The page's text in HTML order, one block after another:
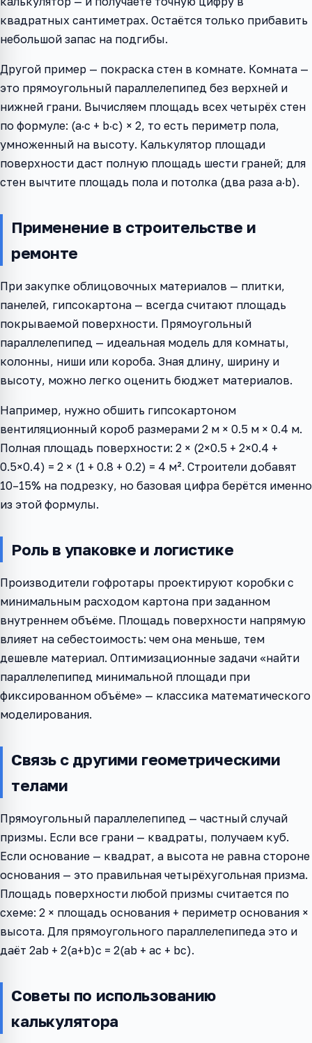
квадратных сантиметрах. Остаётся только прибавить
небольшой запас на подгибы.
Другой пример — покраска стен в комнате. Комната —
это прямоугольный параллелепипед без верхней и
нижней грани. Вычисляем площадь всех четырёх стен
по формуле: (a·c + b·c) × 2, то есть периметр пола,
умноженный на высоту. Калькулятор площади
поверхности даст полную площадь шести граней; для
стен вычтите площадь пола и потолка (два раза a·b).
Применение в строительстве и
ремонте
При закупке облицовочных материалов — плитки,
панелей, гипсокартона — всегда считают площадь
покрываемой поверхности. Прямоугольный
параллелепипед — идеальная модель для комнаты,
колонны, ниши или короба. Зная длину, ширину и
высоту, можно легко оценить бюджет материалов.
Например, нужно обшить гипсокартоном
вентиляционный короб размерами 2 м × 0.5 м × 0.4 м.
Полная площадь поверхности: 2 × (2×0.5 + 2×0.4 +
0.5×0.4) = 2 × (1 + 0.8 + 0.2) = 4 м². Строители добавят
10–15% на подрезку, но базовая цифра берётся именно
из этой формулы.
Роль в упаковке и логистике
Производители гофротары проектируют коробки с
минимальным расходом картона при заданном
внутреннем объёме. Площадь поверхности напрямую
влияет на себестоимость: чем она меньше, тем
дешевле материал. Оптимизационные задачи «найти
параллелепипед минимальной площади при
фиксированном объёме» — классика математического
моделирования.
Связь с другими геометрическими
телами
Прямоугольный параллелепипед — частный случай
призмы. Если все грани — квадраты, получаем куб.
Если основание — квадрат, а высота не равна стороне
основания — это правильная четырёхугольная призма.
Площадь поверхности любой призмы считается по
схеме: 2 × площадь основания + периметр основания ×
высота. Для прямоугольного параллелепипеда это и
даёт 2ab + 2(a+b)c = 2(ab + ac + bc).
Советы по использованию
калькулятора